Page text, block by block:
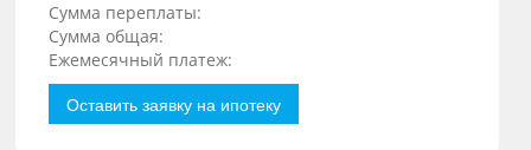
Сумма переплаты:
Сумма общая:
Ежемесячный платеж:
Оставить заявку на ипотеку